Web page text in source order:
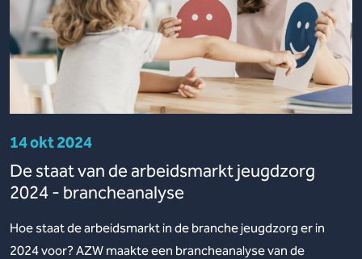
14 okt 2024
De staat van de arbeidsmarkt jeugdzorg
2024 - brancheanalyse
Hoe staat de arbeidsmarkt in de branche jeugdzorg er in
2024 voor? AZW maakte een brancheanalyse van de